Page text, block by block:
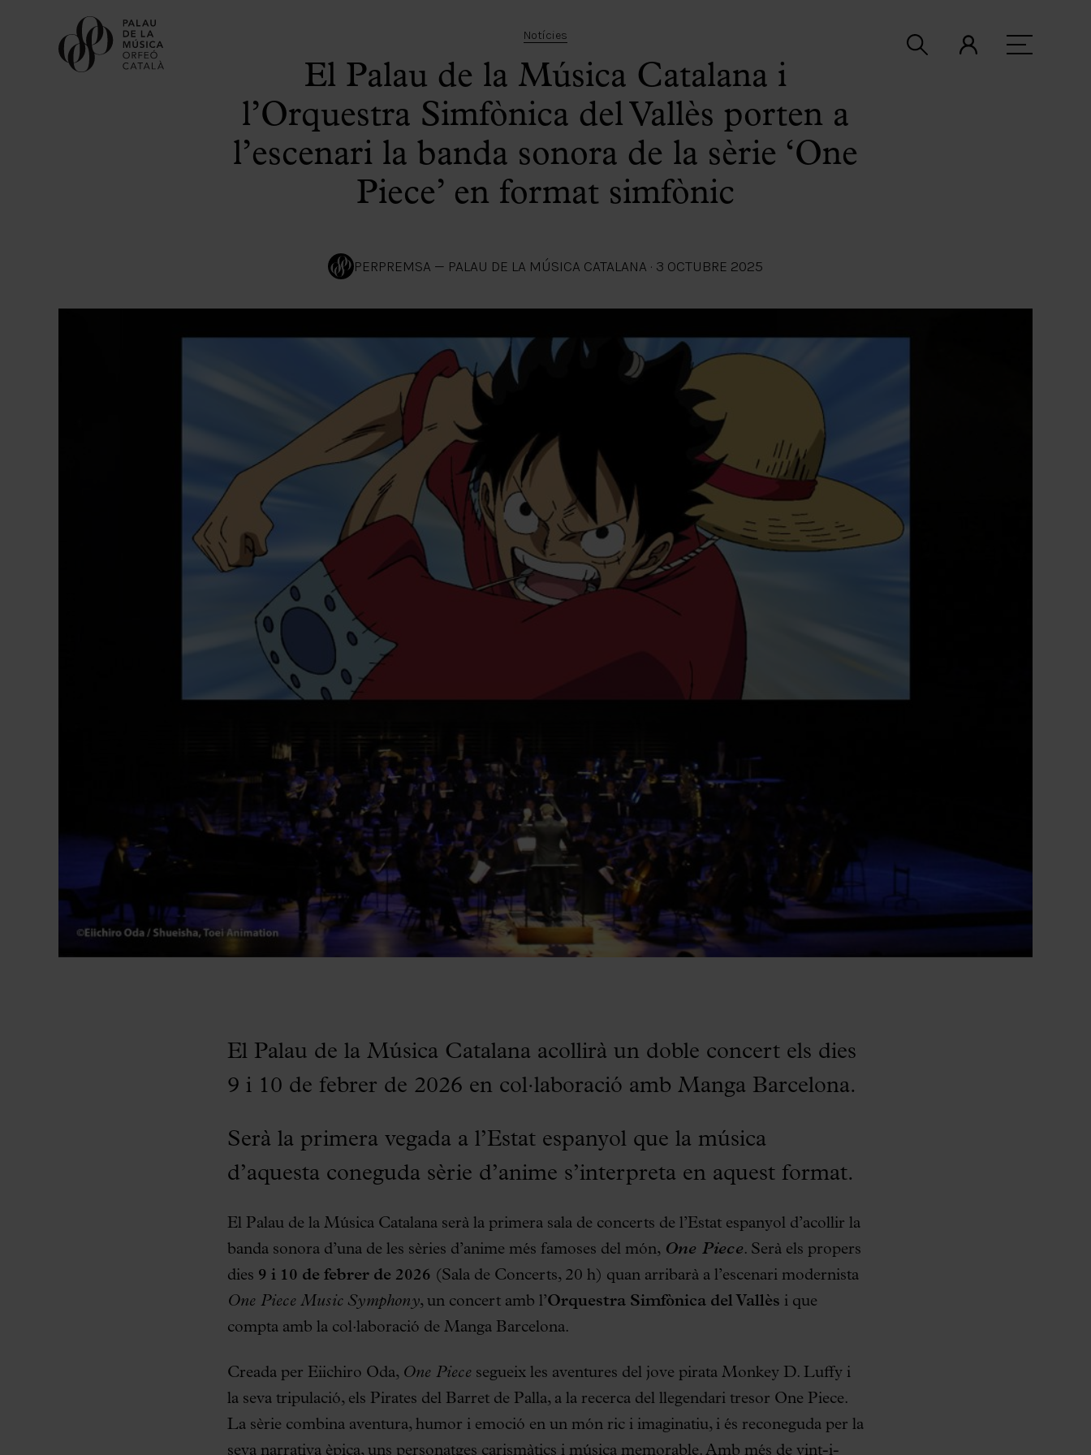
Notícies
El Palau de la Música Catalana i
l’Orquestra Simfònica del Vallès porten a
l’escenari la banda sonora de la sèrie ‘One
Piece’ en format simfònic
PERPREMSA — PALAU DE LA MÚSICA CATALANA · 3 OCTUBRE 2025
El Palau de la Música Catalana acollirà un doble concert els dies
9 i 10 de febrer de 2026 en col·laboració amb Manga Barcelona.
Serà la primera vegada a l’Estat espanyol que la música
d’aquesta coneguda sèrie d’anime s’interpreta en aquest format.
El Palau de la Música Catalana serà la primera sala de concerts de l’Estat espanyol d’acollir la
banda sonora d’una de les sèries d’anime més famoses del món, One Piece. Serà els propers
dies 9 i 10 de febrer de 2026 (Sala de Concerts, 20 h) quan arribarà a l’escenari modernista
One Piece Music Symphony, un concert amb l’Orquestra Simfònica del Vallès i que
compta amb la col·laboració de Manga Barcelona.
Creada per Eiichiro Oda, One Piece segueix les aventures del jove pirata Monkey D. Luffy i
la seva tripulació, els Pirates del Barret de Palla, a la recerca del llegendari tresor One Piece.
La sèrie combina aventura, humor i emoció en un món ric i imaginatiu, i és reconeguda per la
seva narrativa èpica, uns personatges carismàtics i música memorable. Amb més de vint-i-